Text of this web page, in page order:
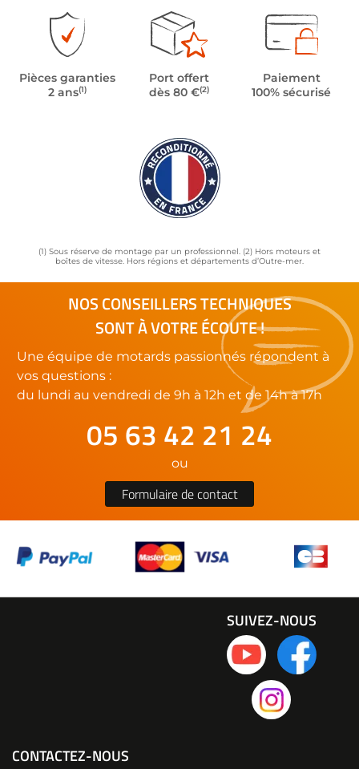
Pièces garanties
2 ans(1)
Port offert
dès 80 €(2)
Paiement
100% sécurisé
(1) Sous réserve de montage par un professionnel. (2) Hors moteurs et
boîtes de vitesse. Hors régions et départements d’Outre-mer.
NOS CONSEILLERS TECHNIQUES
SONT À VOTRE ÉCOUTE !
Une équipe de motards passionnés répondent à
vos questions :
du lundi au vendredi de 9h à 12h et de 14h à 17h
05 63 42 21 24
ou
Formulaire de contact
CONTACTEZ-NOUS
SUIVEZ-NOUS